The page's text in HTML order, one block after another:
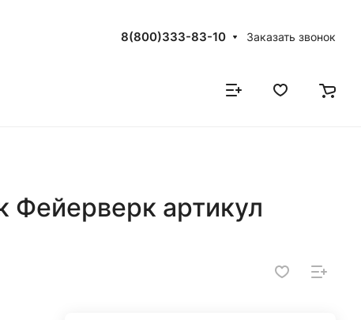
8(800)333-83-10 Заказать звонок
Фейерверк артикул